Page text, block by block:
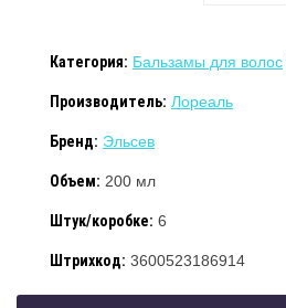
Категория: Бальзамы для волос
Производитель: Лореаль
Бренд: Эльсев
Объем: 200 мл
Штук/коробке: 6
Штрихкод: 3600523186914